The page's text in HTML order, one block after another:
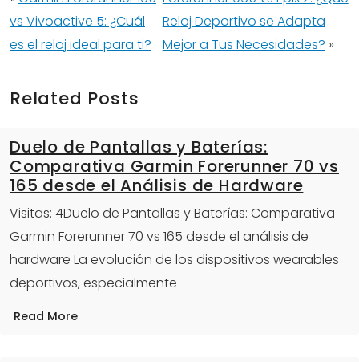
vs Vivoactive 5: ¿Cuál
es el reloj ideal para ti?
Reloj Deportivo se Adapta
Mejor a Tus Necesidades? »
Related Posts
Duelo de Pantallas y Baterías:
Comparativa Garmin Forerunner 70 vs
165 desde el Análisis de Hardware
Visitas: 4Duelo de Pantallas y Baterías: Comparativa
Garmin Forerunner 70 vs 165 desde el análisis de
hardware La evolución de los dispositivos wearables
deportivos, especialmente
Read More